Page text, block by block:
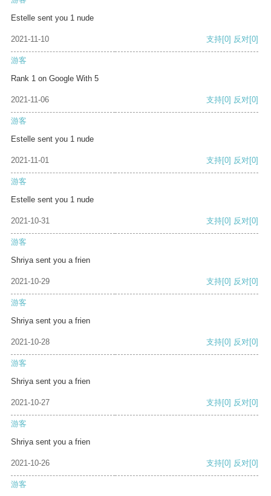
Estelle sent you 1 nude
2021-11-10 支持[0] 反对[0]
游客
Rank 1 on Google With 5
2021-11-06 支持[0] 反对[0]
游客
Estelle sent you 1 nude
2021-11-01 支持[0] 反对[0]
游客
Estelle sent you 1 nude
2021-10-31 支持[0] 反对[0]
游客
Shriya sent you a frien
2021-10-29 支持[0] 反对[0]
游客
Shriya sent you a frien
2021-10-28 支持[0] 反对[0]
游客
Shriya sent you a frien
2021-10-27 支持[0] 反对[0]
游客
Shriya sent you a frien
2021-10-26 支持[0] 反对[0]
游客